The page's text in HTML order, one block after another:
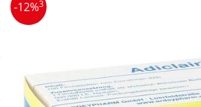
Gratis dazu
Bio & Genuss
-12%3